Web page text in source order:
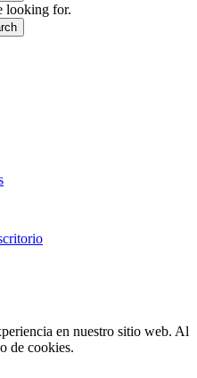
looking for.
en nuestro sitio web. Al
de cookies.